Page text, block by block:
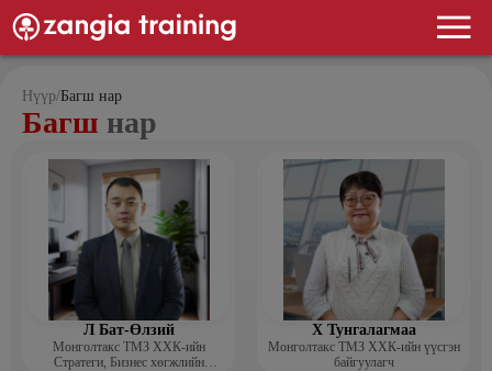
Нүүр/Багш нар
Багш нар
Л Бат-Өлзий
Монголтакс ТМЗ ХХК-ийн
Стратеги, Бизнес хөгжлийн
Х Тунгалагмаа
Монголтакс ТМЗ ХХК-ийн үүсгэн
байгуулагч